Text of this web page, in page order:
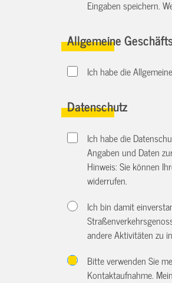
Eingaben speichern.
Allgemeine
Ich habe die
Datenschutz
Ich habe die
Angaben und Daten
Hinweis: Sie können
widerrufen.
Ich bin damit
andere Aktivitäten zu
Bitte verwenden Sie
Kontaktaufnahme.